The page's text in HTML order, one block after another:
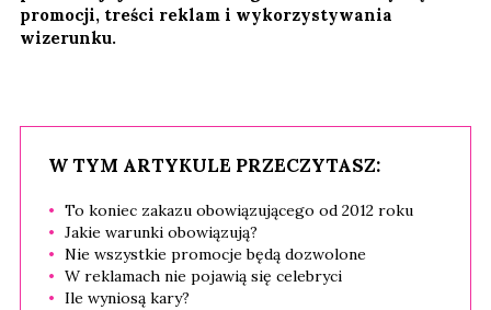
promocji, treści reklam i wykorzystywania
wizerunku.
W TYM ARTYKULE PRZECZYTASZ:
To koniec zakazu obowiązującego od 2012 roku
Jakie warunki obowiązują?
Nie wszystkie promocje będą dozwolone
W reklamach nie pojawią się celebryci
Ile wyniosą kary?